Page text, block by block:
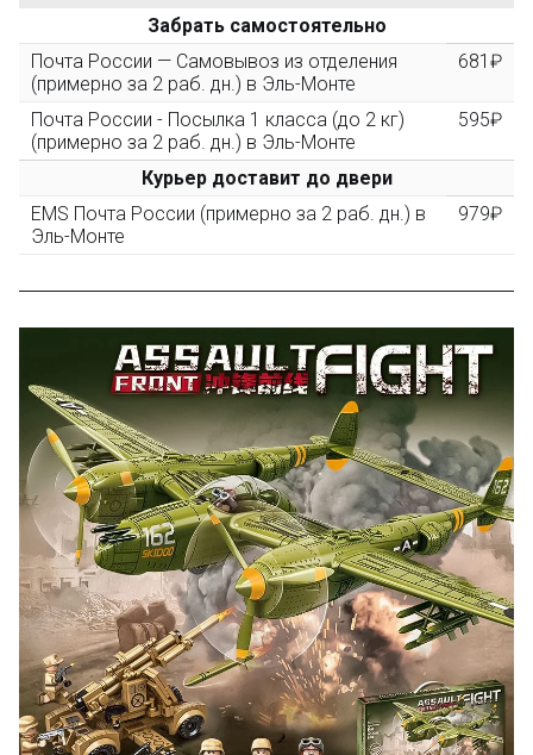
3000 рублей, Вы получите постоянную скидку на все
повторные заказы - 10%
Скидка за обзор
(фото сборки) до 10%
Пришлите фото поэтапной сборки купленного
конструктора и получите дополнительную скидку
10% при покупке следующего набора (не дороже 10
Скидка за отзыв
на нашем сайте до 100₽
Оставьте отзыв (не менее 50 символов) о товаре на
нашем сайте и получите купон на скидку 50₽ за
текстовый отзыв или 100₽ за отзыв с фото.
Скидка за отзыв
на Яндекс.Маркете 150₽
Оставьте отзыв (не менее 50 символов) о товаре
через системуЯндекс.Маркетс обязательным
указанием номера и даты заказа в нашем магазине
и получите купон на скидку 150₽
...уже сейчас
Забрать самостоятельно
Почта России — Самовывоз из отделения
(примерно за 2 раб. дн.) в Эль-Монте
681₽
Почта России - Посылка 1 класса (до 2 кг)
(примерно за 2 раб. дн.) в Эль-Монте
595₽
Курьер доставит до двери
EMS Почта России (примерно за 2 раб. дн.) в
Эль-Монте
979₽